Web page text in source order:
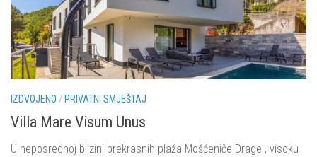
Kontakt
IZDVOJENO / PRIVATNI SMJEŠTAJ
Villa Mare Visum Unus
U neposrednoj blizini prekrasnih plaža Mošćeniče Drage , visoku